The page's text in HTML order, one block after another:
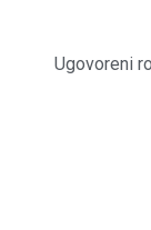
Ugovoreni